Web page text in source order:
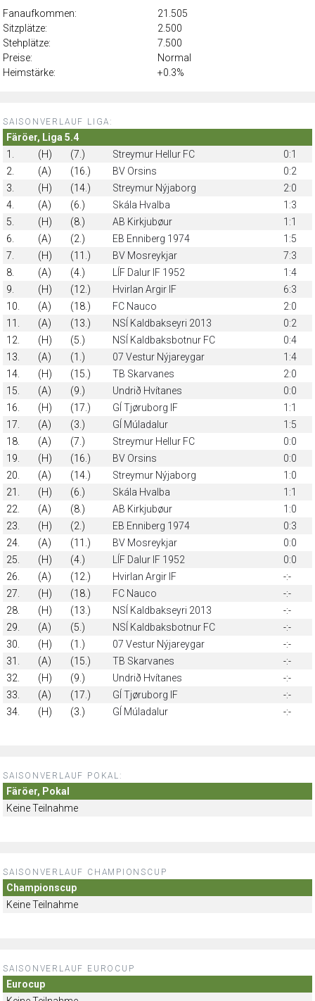
Fanaufkommen:
21.505
Sitzplätze:
2.500
Stehplätze:
7.500
Preise:
Normal
Heimstärke:
+0.3%
SAISONVERLAUF LIGA:
Färöer, Liga 5.4
1.
(H) (7.) Streymur Hellur FC
0:1
2.
(A) (16.) BV Orsins
0:2
3.
(H) (14.) Streymur Nýjaborg
2:0
4.
(A) (6.) Skála Hvalba
1:3
5.
(H) (8.) AB Kirkjubøur
1:1
6.
(A) (2.) EB Enniberg 1974
1:5
7.
(H) (11.) BV Mosreykjar
7:3
8.
(A) (4.) LÍF Dalur IF 1952
1:4
9.
(H) (12.) Hvirlan Argir IF
6:3
10.
(A) (18.) FC Nauco
2:0
11.
(A) (13.) NSÍ Kaldbakseyri 2013
0:2
12.
(H) (5.) NSÍ Kaldbaksbotnur FC
0:4
13.
(A) (1.) 07 Vestur Nýjareygar
1:4
14.
(H) (15.) TB Skarvanes
2:0
15.
(A) (9.) Undrið Hvítanes
0:0
16.
(H) (17.) GÍ Tjøruborg IF
1:1
17.
(A) (3.) GÍ Múladalur
1:5
18.
(A) (7.) Streymur Hellur FC
0:0
19.
(H) (16.) BV Orsins
0:0
20.
(A) (14.) Streymur Nýjaborg
1:0
21.
(H) (6.) Skála Hvalba
1:1
22.
(A) (8.) AB Kirkjubøur
1:0
23.
(H) (2.) EB Enniberg 1974
0:3
24.
(A) (11.) BV Mosreykjar
0:0
25.
(H) (4.) LÍF Dalur IF 1952
0:0
26.
(A) (12.) Hvirlan Argir IF
-:-
27.
(H) (18.) FC Nauco
-:-
28.
(H) (13.) NSÍ Kaldbakseyri 2013
-:-
29.
(A) (5.) NSÍ Kaldbaksbotnur FC
-:-
30.
(H) (1.) 07 Vestur Nýjareygar
-:-
31.
(A) (15.) TB Skarvanes
-:-
32.
(H) (9.) Undrið Hvítanes
-:-
33.
(A) (17.) GÍ Tjøruborg IF
-:-
34.
(H) (3.) GÍ Múladalur -:-
SAISONVERLAUF POKAL:
Färöer, Pokal
Keine Teilnahme
SAISONVERLAUF CHAMPIONSCUP
Championscup
Keine Teilnahme
SAISONVERLAUF EUROCUP
Eurocup